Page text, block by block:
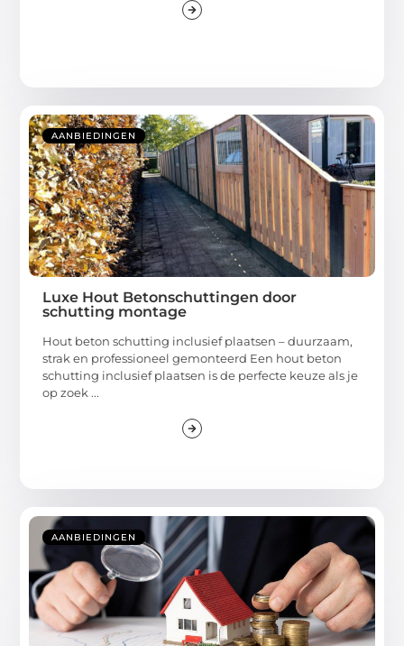
AANBIEDINGEN
Luxe Hout Betonschuttingen door
schutting montage
Hout beton schutting inclusief plaatsen – duurzaam,
strak en professioneel gemonteerd Een hout beton
schutting inclusief plaatsen is de perfecte keuze als je
op zoek ...
AANBIEDINGEN